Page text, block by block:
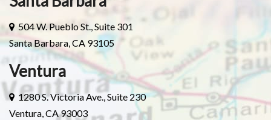
504 W. Pueblo St., Suite 301
Santa Barbara, CA 93105
Ventura
1280 S. Victoria Ave., Suite 230
Ventura, CA 93003